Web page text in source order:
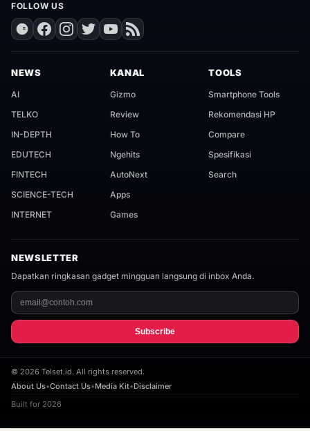
FOLLOW US
NEWS
AI
TELKO
IN-DEPTH
EDUTECH
FINTECH
SCIENCE-TECH
INTERNET
KANAL
Gizmo
Review
How To
Ngehits
AutoNext
Apps
Games
TOOLS
Smartphone Tools
Rekomendasi HP
Compare
Spesifikasi
Search
NEWSLETTER
Dapatkan ringkasan gadget mingguan langsung di inbox Anda.
Subscribe
© 2026 Telset.id. All rights reserved.
About Us•Contact Us•Media Kit•Disclaimer
Built for 2026